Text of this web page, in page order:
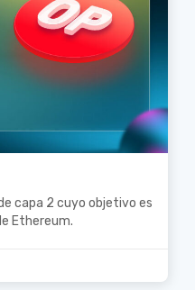
capa 2 cuyo objetivo es
Ethereum.